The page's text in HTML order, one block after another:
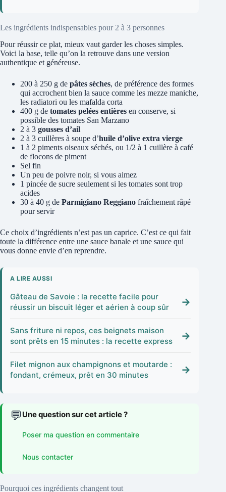
Les ingrédients indispensables pour 2 à 3 personnes
Pour réussir ce plat, mieux vaut garder les choses simples.
Voici la base, telle qu’on la retrouve dans une version
authentique et généreuse.
200 à 250 g de pâtes sèches, de préférence des formes
qui accrochent bien la sauce comme les mezze maniche,
les radiatori ou les mafalda corta
400 g de tomates pelées entières en conserve, si
possible des tomates San Marzano
2 à 3 gousses d’ail
2 à 3 cuillères à soupe d’huile d’olive extra vierge
1 à 2 piments oiseaux séchés, ou 1/2 à 1 cuillère à café
de flocons de piment
Sel fin
Un peu de poivre noir, si vous aimez
1 pincée de sucre seulement si les tomates sont trop
acides
30 à 40 g de Parmigiano Reggiano fraîchement râpé
pour servir
Ce choix d’ingrédients n’est pas un caprice. C’est ce qui fait
toute la différence entre une sauce banale et une sauce qui
vous donne envie d’en reprendre.
A LIRE AUSSI
Gâteau de Savoie : la recette facile pour
réussir un biscuit léger et aérien à coup sûr
→
Sans friture ni repos, ces beignets maison
sont prêts en 15 minutes : la recette express
→
Filet mignon aux champignons et moutarde :
fondant, crémeux, prêt en 30 minutes
→
💬 Une question sur cet article ?
Poser ma question en commentaire
Nous contacter
Pourquoi ces ingrédients changent tout